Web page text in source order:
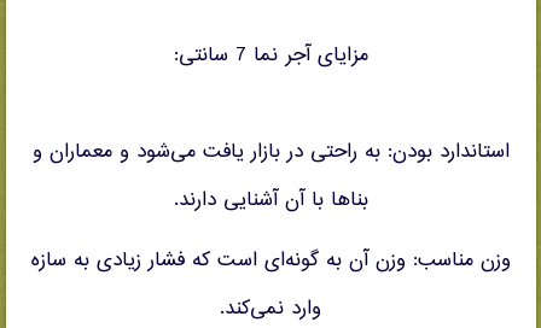
مزایای آجر نما 7 سانتی:
استاندارد بودن: به راحتی در بازار یافت می‌شود و معماران و
بناها با آن آشنایی دارند.
وزن مناسب: وزن آن به گونه‌ای است که فشار زیادی به سازه
وارد نمی‌کند.